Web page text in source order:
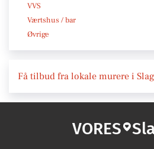
VVS
Værtshus / bar
Øvrige
Få tilbud fra lokale murere i
VORES